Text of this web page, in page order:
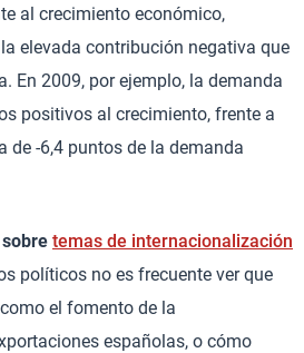
al crecimiento económico,
elevada contribución negativa que
En 2009, por ejemplo, la demanda
positivos al crecimiento, frente a
de -6,4 puntos de la demanda
temas de internacionalización
políticos no es frecuente ver que
el fomento de la
españolas, o cómo